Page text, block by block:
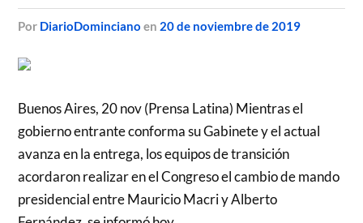
por DiarioDominciano en 20 de noviembre de 2019
Buenos Aires, 20 nov (Prensa Latina) Mientras el
gobierno entrante conforma su Gabinete y el actual
avanza en la entrega, los equipos de transición
acordaron realizar en el Congreso el cambio de mando
presidencial entre Mauricio Macri y Alberto